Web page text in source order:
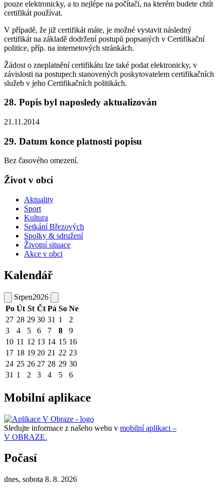
pouze elektronicky, a to nejlépe na počítači, na kterém budete chtít
certifikát používat.
V případě, že již certifikát máte, je možné vystavit následný
certifikát na základě dodržení postupů popsaných v Certifikační
politice, příp. na internetových stránkách.
Žádost o zneplatnění certifikátu lze také podat elektronicky, v
závislosti na postupech stanovených poskytovatelem certifikačních
služeb v jeho Certifikačních politikách.
28. Popis byl naposledy aktualizován
21.11.2014
29. Datum konce platnosti popisu
Bez časového omezení.
Život v obci
Aktuality
Sport
Kultura
Setkání Březových
Spolky & sdružení
Životní situace
Akce v obci
Kalendář
Srpen2026
Po Út St Čt Pá So Ne
27 28 29 30 31 1
2
3
4 5 6 7 8
9
10 11 12 13 14 15 16
17 18 19 20 21 22 23
24 25 26 27 28 29 30
31 1 2 3 4 5 6
Mobilní aplikace
Sledujte informace z našeho webu v mobilní aplikaci –
V OBRAZE.
Počasí
dnes, sobota 8. 8. 2026